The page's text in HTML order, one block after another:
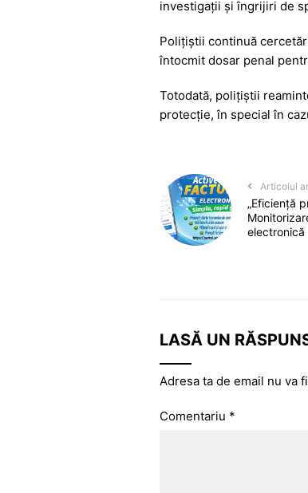
investigații și îngrijiri de
Polițiștii continuă
întocmit dosar penal
Totodată, polițiștii
protecție, în special în
Articolul
„Eficiență
electronică
LASĂ UN
Adresa ta de email nu va
Comentariu *